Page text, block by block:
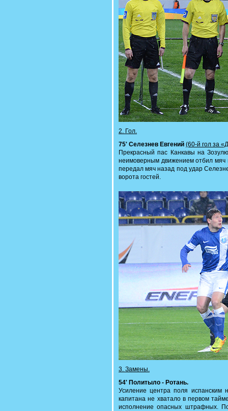
2. Гол.
75' Селезнев Евгений (60-й гол за
Прекрасный пас Канкавы на
неимоверным движением отбил мяч
передал мяч назад под удар
ворота гостей.
3. Замены.
54' Политыло - Ротань.
Усиление центра поля испанским
капитана не хватало в первом
исполнение опасных штрафных.